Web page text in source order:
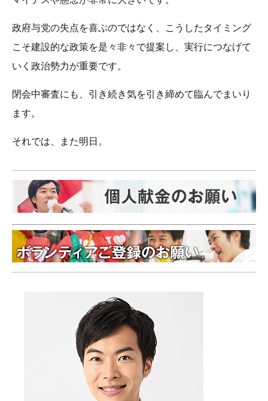
政府与党の失点を喜ぶのではなく、こうしたタイミング
こそ建設的な政策を是々非々で提案し、実行につなげて
いく政治勢力が重要です。
閉会中審査にも、引き続き気を引き締めて臨んでまいり
ます。
それでは、また明日。